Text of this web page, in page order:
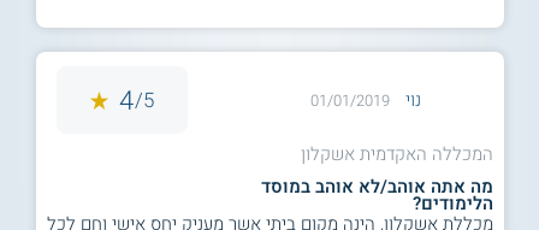
נוי 01/01/2019
5/
4
המכללה האקדמית אשקלון
מה אתה אוהב/לא אוהב במוסד
הלימודים?
מכללת אשקלון, הינה מקום ביתי אשר מעניק יחס אישי וחם לכל